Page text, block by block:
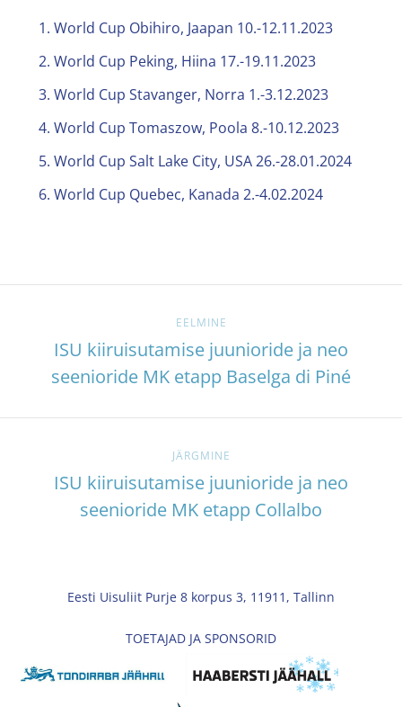
World Cup Obihiro, Jaapan 10.-12.11.2023
World Cup Peking, Hiina 17.-19.11.2023
World Cup Stavanger, Norra 1.-3.12.2023
World Cup Tomaszow, Poola 8.-10.12.2023
World Cup Salt Lake City, USA 26.-28.01.2024
World Cup Quebec, Kanada 2.-4.02.2024
EELMINE
ISU kiiruisutamise juunioride ja neo
seenioride MK etapp Baselga di Piné
JÄRGMINE
ISU kiiruisutamise juunioride ja neo
seenioride MK etapp Collalbo
Eesti Uisuliit Purje 8 korpus 3, 11911, Tallinn
TOETAJAD JA SPONSORID